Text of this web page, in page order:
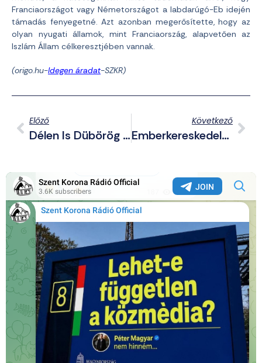
Franciaországot vagy Németországot a labdarúgó-Eb idején
támadás fenyegetné. Azt azonban megerősítette, hogy az
olyan nyugati államok, mint Franciaország, alapvetően az
Iszlám Állam célkeresztjében vannak.
(origo.hu-Idegen áradat-SZKR)
Előző
Délen Is Dübörög A HVIM
Következő
Emberkereskedelemnek Minősítette Brüsszel Kvótatervét A Cseh Államfő